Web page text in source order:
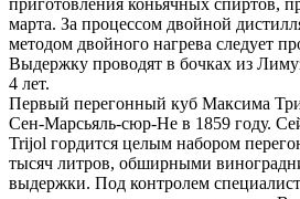
марта. За процессом двойной
методом двойного нагрева следует
Выдержку проводят в бочках из
4 лет.
Первый перегонный куб Максима
Сен-Марсьяль-сюр-Не в 1859 году.
Trijol гордится целым набором
тысяч литров, обширными
выдержки. Под контролем